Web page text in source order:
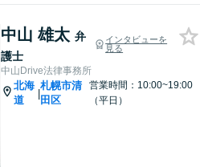
中山 雄太 弁
護士
インタビューを
見る
中山Drive法律事務所
北海
道
|
札幌市清
田区
営業時間：10:00~19:00
（平日）